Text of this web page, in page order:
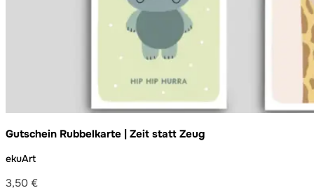
Gutschein Rubbelkarte | Zeit statt Zeug
ekuArt
3,50 €